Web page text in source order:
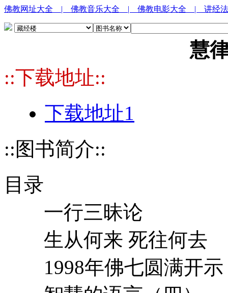
佛教网址大全 | 佛教音乐大全 | 佛教电影大全 | 讲经
慧
::下载地址::
下载地址1
::图书简介::
目录
一行三昧论
生从何来 死往何去
1998年佛七圆满开示